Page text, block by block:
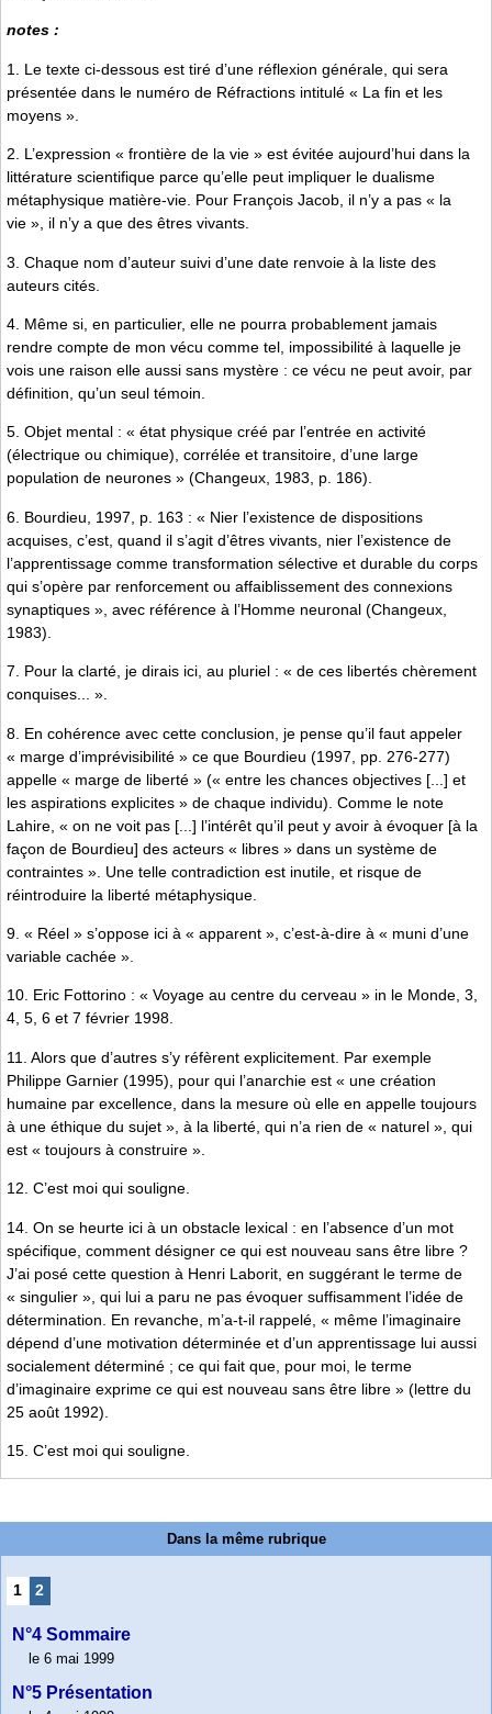
notes :
1. Le texte ci-dessous est tiré d’une réflexion générale, qui sera
présentée dans le numéro de Réfractions intitulé « La fin et les
moyens ».
2. L’expression « frontière de la vie » est évitée aujourd’hui dans la
littérature scientifique parce qu’elle peut impliquer le dualisme
métaphysique matière-vie. Pour François Jacob, il n’y a pas « la
vie », il n’y a que des êtres vivants.
3. Chaque nom d’auteur suivi d’une date renvoie à la liste des
auteurs cités.
4. Même si, en particulier, elle ne pourra probablement jamais
rendre compte de mon vécu comme tel, impossibilité à laquelle je
vois une raison elle aussi sans mystère : ce vécu ne peut avoir, par
définition, qu’un seul témoin.
5. Objet mental : « état physique créé par l’entrée en activité
(électrique ou chimique), corrélée et transitoire, d’une large
population de neurones » (Changeux, 1983, p. 186).
6. Bourdieu, 1997, p. 163 : « Nier l’existence de dispositions
acquises, c’est, quand il s’agit d’êtres vivants, nier l’existence de
l’apprentissage comme transformation sélective et durable du corps
qui s’opère par renforcement ou affaiblissement des connexions
synaptiques », avec référence à l’Homme neuronal (Changeux,
1983).
7. Pour la clarté, je dirais ici, au pluriel : « de ces libertés chèrement
conquises... ».
8. En cohérence avec cette conclusion, je pense qu’il faut appeler
« marge d’imprévisibilité » ce que Bourdieu (1997, pp. 276-277)
appelle « marge de liberté » (« entre les chances objectives [...] et
les aspirations explicites » de chaque individu). Comme le note
Lahire, « on ne voit pas [...] l’intérêt qu’il peut y avoir à évoquer [à la
façon de Bourdieu] des acteurs « libres » dans un système de
contraintes ». Une telle contradiction est inutile, et risque de
réintroduire la liberté métaphysique.
9. « Réel » s’oppose ici à « apparent », c’est-à-dire à « muni d’une
variable cachée ».
10. Eric Fottorino : « Voyage au centre du cerveau » in le Monde, 3,
4, 5, 6 et 7 février 1998.
11. Alors que d’autres s’y réfèrent explicitement. Par exemple
Philippe Garnier (1995), pour qui l’anarchie est « une création
humaine par excellence, dans la mesure où elle en appelle toujours
à une éthique du sujet », à la liberté, qui n’a rien de « naturel », qui
est « toujours à construire ».
12. C’est moi qui souligne.
14. On se heurte ici à un obstacle lexical : en l’absence d’un mot
spécifique, comment désigner ce qui est nouveau sans être libre ?
J’ai posé cette question à Henri Laborit, en suggérant le terme de
« singulier », qui lui a paru ne pas évoquer suffisamment l’idée de
détermination. En revanche, m’a-t-il rappelé, « même l’imaginaire
dépend d’une motivation déterminée et d’un apprentissage lui aussi
socialement déterminé ; ce qui fait que, pour moi, le terme
d’imaginaire exprime ce qui est nouveau sans être libre » (lettre du
25 août 1992).
15. C’est moi qui souligne.
Dans la même rubrique
1 2
N°4 Sommaire
le 6 mai 1999
N°5 Présentation